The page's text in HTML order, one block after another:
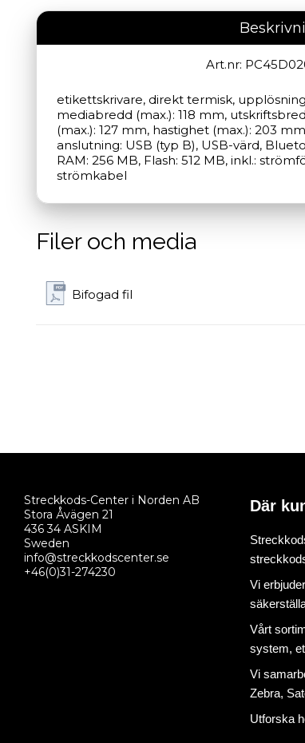
Art.nr:
etikettskrivare, direkt termisk,
mediabredd (max.): 118 mm,
(max.): 127 mm, hastighet (max.): 203
anslutning: USB (typ B), USB-värd,
RAM: 256 MB, Flash: 512 MB, inkl.:
strömkabel
Filer och media
Bifogad fil
Streckkods-Center i Norden AB
Stora Åvägen 21
436 34 ASKIM
Sweden
info@streckkodscenter.se
+46(0)31-274230
Där
Vi
Vårt
system,
Vi
Zebra,
Utforska